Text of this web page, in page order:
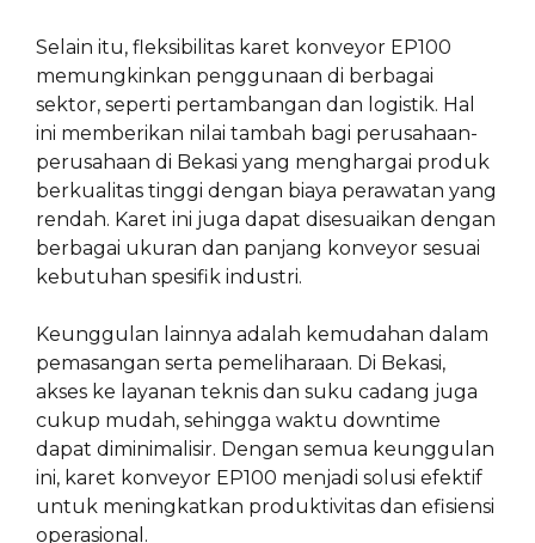
Selain itu, fleksibilitas karet konveyor EP100
memungkinkan penggunaan di berbagai
sektor, seperti pertambangan dan logistik. Hal
ini memberikan nilai tambah bagi perusahaan-
perusahaan di Bekasi yang menghargai produk
berkualitas tinggi dengan biaya perawatan yang
rendah. Karet ini juga dapat disesuaikan dengan
berbagai ukuran dan panjang konveyor sesuai
kebutuhan spesifik industri.
Keunggulan lainnya adalah kemudahan dalam
pemasangan serta pemeliharaan. Di Bekasi,
akses ke layanan teknis dan suku cadang juga
cukup mudah, sehingga waktu downtime
dapat diminimalisir. Dengan semua keunggulan
ini, karet konveyor EP100 menjadi solusi efektif
untuk meningkatkan produktivitas dan efisiensi
operasional.